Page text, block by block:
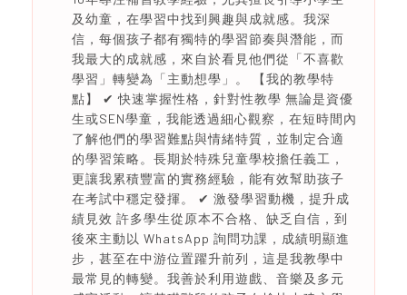
及幼童，在學習中找到興趣與成就感。我深
信，每個孩子都有獨特的學習節奏與潛能，而
我最大的成就感，來自於看見他們從「不喜歡
學習」轉變為「主動想學」。 【我的教學特
點】 ✔ 快速掌握性格，針對性教學 無論是資優
生或SEN學童，我能透過細心觀察，在短時間內
了解他們的學習難點與情緒特質，並制定合適
的學習策略。長期於特殊兒童學校擔任義工，
更讓我累積豐富的實務經驗，能有效幫助孩子
在考試中穩定發揮。 ✔ 激發學習動機，提升成
績見效 許多學生從原本不合格、缺乏自信，到
後來主動以 WhatsApp 詢問功課，成績明顯進
步，甚至在中游位置躍升前列，這是我教學中
最常見的轉變。我善於利用遊戲、音樂及多元